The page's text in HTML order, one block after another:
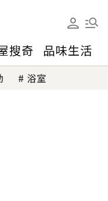
搜奇 品味生活
浴室